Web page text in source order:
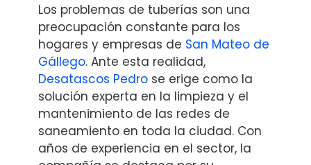
Los problemas de tuberías son una
preocupación constante para los
hogares y empresas de San Mateo de
Gállego. Ante esta realidad,
Desatascos Pedro se erige como la
solución experta en la limpieza y el
mantenimiento de las redes de
saneamiento en toda la ciudad. Con
años de experiencia en el sector, la